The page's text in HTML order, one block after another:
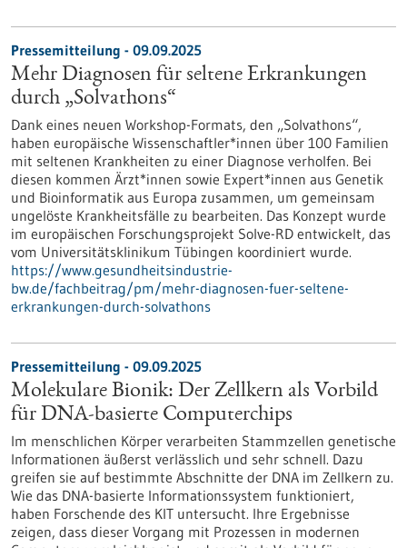
Pressemitteilung - 09.09.2025
Mehr Diagnosen für seltene Erkrankungen
durch „Solvathons“
Dank eines neuen Workshop-Formats, den „Solvathons“,
haben europäische Wissenschaftler*innen über 100 Familien
mit seltenen Krankheiten zu einer Diagnose verholfen. Bei
diesen kommen Ärzt*innen sowie Expert*innen aus Genetik
und Bioinformatik aus Europa zusammen, um gemeinsam
ungelöste Krankheitsfälle zu bearbeiten. Das Konzept wurde
im europäischen Forschungsprojekt Solve-RD entwickelt, das
vom Universitätsklinikum Tübingen koordiniert wurde.
https://www.gesundheitsindustrie-
bw.de/fachbeitrag/pm/mehr-diagnosen-fuer-seltene-
erkrankungen-durch-solvathons
Pressemitteilung - 09.09.2025
Molekulare Bionik: Der Zellkern als Vorbild
für DNA-basierte Computerchips
Im menschlichen Körper verarbeiten Stammzellen genetische
Informationen äußerst verlässlich und sehr schnell. Dazu
greifen sie auf bestimmte Abschnitte der DNA im Zellkern zu.
Wie das DNA-basierte Informationssystem funktioniert,
haben Forschende des KIT untersucht. Ihre Ergebnisse
zeigen, dass dieser Vorgang mit Prozessen in modernen